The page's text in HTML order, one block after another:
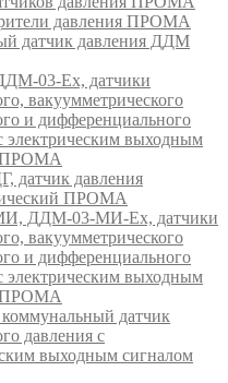
давления ПРОМА
датчик давления ДДМ
03-Ех, датчики
вакуумметрического
и дифференциального
электрическим выходным
ПРОМА
датчик давления
ПРОМА
ДДМ-03-МИ-Ех, датчики
вакуумметрического
и дифференциального
электрическим выходным
ПРОМА
датчик
давления с
выходным сигналом